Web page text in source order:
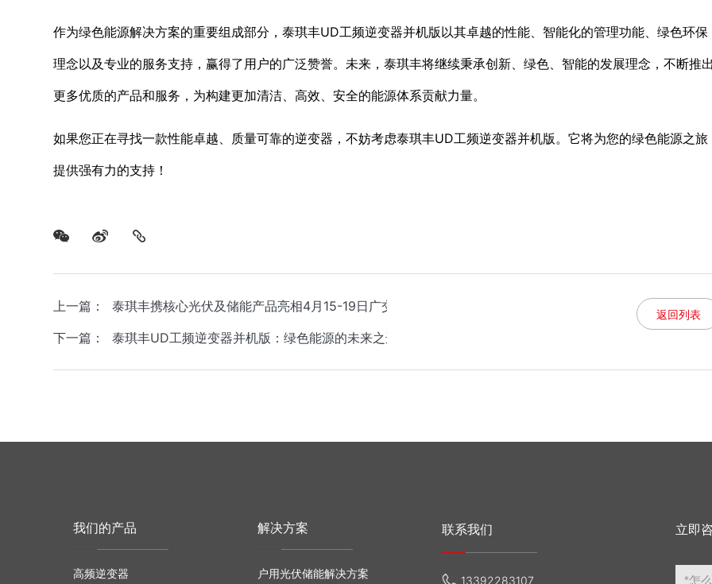
作为绿色能源解决方案的重要组成部分，泰琪丰UD工频逆变器并机版以其卓越的性能、智能化的管理功能、绿色环保
理念以及专业的服务支持，赢得了用户的广泛赞誉。未来，泰琪丰将继续秉承创新、绿色、智能的发展理念，不断推
更多优质的产品和服务，为构建更加清洁、高效、安全的能源体系贡献力量。
如果您正在寻找一款性能卓越、质量可靠的逆变器，不妨考虑泰琪丰UD工频逆变器并机版。它将为您的绿色能源之旅
提供强有力的支持！
上一篇 ： 泰琪丰携核心光伏及储能产品亮相4月15-19日广交会，助力全球客户实现高效、稳定、低碳用电!
下一篇 ： 泰琪丰UD工频逆变器并机版：绿色能源的未来之选
返回列表
我们的产品
高频逆变器
解决方案
户用光伏储能解决方案
联系我们
13392283107
立即